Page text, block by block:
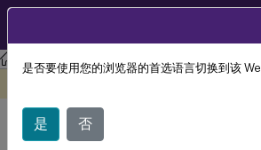
Linux 虚拟投递代理 Linux Virtual Delivery
多语言输入支持
是否要使用您的浏览器的首选语言切换到该
是 否